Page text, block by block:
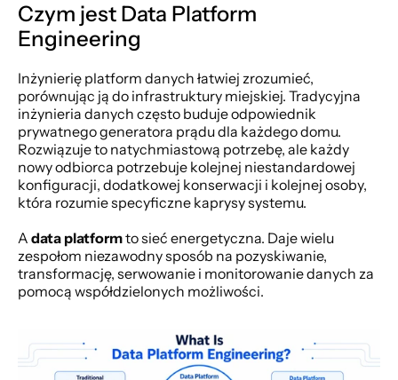
Czym jest Data Platform
Engineering
Inżynierię platform danych łatwiej zrozumieć,
porównując ją do infrastruktury miejskiej. Tradycyjna
inżynieria danych często buduje odpowiednik
prywatnego generatora prądu dla każdego domu.
Rozwiązuje to natychmiastową potrzebę, ale każdy
nowy odbiorca potrzebuje kolejnej niestandardowej
konfiguracji, dodatkowej konserwacji i kolejnej osoby,
która rozumie specyficzne kaprysy systemu.
A data platform to sieć energetyczna. Daje wielu
zespołom niezawodny sposób na pozyskiwanie,
transformację, serwowanie i monitorowanie danych za
pomocą współdzielonych możliwości.